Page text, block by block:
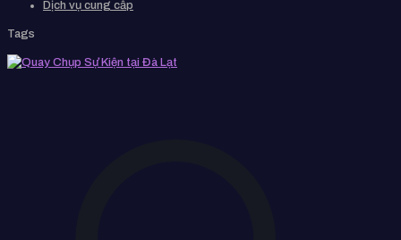
Dịch vụ cung cấp
Tags